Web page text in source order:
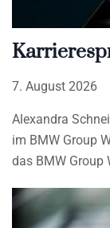
7. August 2026
Alexandra
im BMW Group
das BMW Group